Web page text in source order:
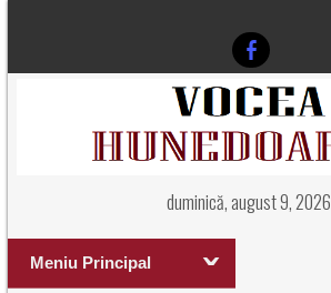
duminică, august 9, 2026
Meniu Principal